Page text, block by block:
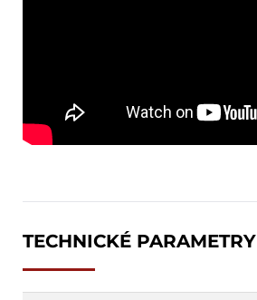
TECHNICKÉ PARAMETRY